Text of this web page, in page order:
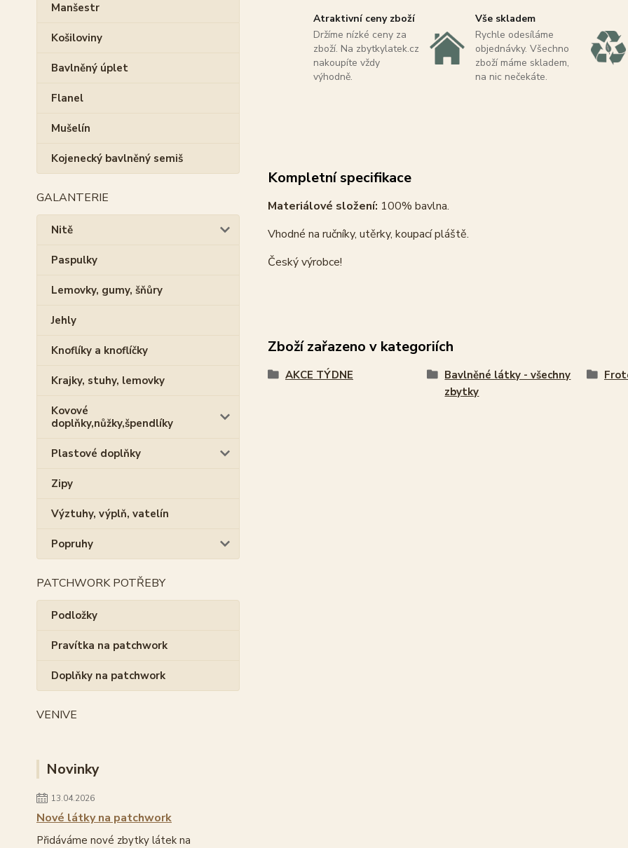
Manšestr
Košiloviny
Bavlněný úplet
Flanel
Mušelín
Kojenecký bavlněný semiš
GALANTERIE
Nitě
Paspulky
Lemovky, gumy, šňůry
Jehly
Knoflíky a knoflíčky
Krajky, stuhy, lemovky
Kovové
doplňky,nůžky,špendlíky
Plastové doplňky
Zipy
Výztuhy, výplň, vatelín
Popruhy
PATCHWORK POTŘEBY
Podložky
Pravítka na patchwork
Doplňky na patchwork
VENIVE
Novinky
13.04.2026
Nové látky na patchwork
Přidáváme nové zbytky látek na
Atraktivní ceny zboží
Držíme nízké ceny za
zboží. Na zbytkylatek.cz
nakoupíte vždy
výhodně.
Vše skladem
Rychle odesíláme
objednávky. Všechno
zboží máme skladem,
na nic nečekáte.
Kompletní specifikace
Materiálové složení: 100% bavlna.
Vhodné na ručníky, utěrky, koupací pláště.
Český výrobce!
Zboží zařazeno v kategoriích
AKCE TÝDNE
Bavlněné látky - všechny
zbytky